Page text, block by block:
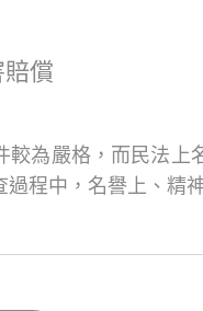
償
較為嚴格，而民法
程中，名譽上、精